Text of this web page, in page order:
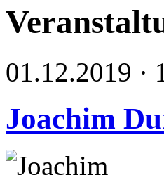
01.12.2019 ·
Joachim